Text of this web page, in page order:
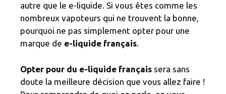
autre que le e-liquide. Si vous êtes comme les
nombreux vapoteurs qui ne trouvent la bonne,
pourquoi ne pas simplement opter pour une
marque de e-liquide français.
Opter pour du e-liquide français sera sans
doute la meilleure décision que vous allez faire !